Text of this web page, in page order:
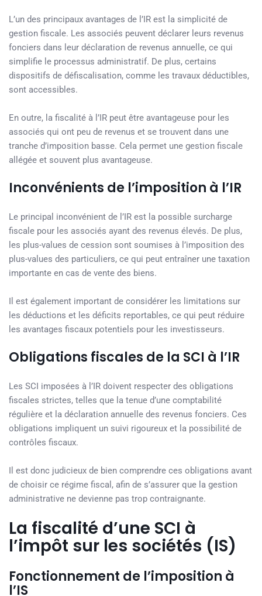
L’un des principaux avantages de l’IR est la simplicité de
gestion fiscale. Les associés peuvent déclarer leurs revenus
fonciers dans leur déclaration de revenus annuelle, ce qui
simplifie le processus administratif. De plus, certains
dispositifs de défiscalisation, comme les travaux déductibles,
sont accessibles.
En outre, la fiscalité à l’IR peut être avantageuse pour les
associés qui ont peu de revenus et se trouvent dans une
tranche d’imposition basse. Cela permet une gestion fiscale
allégée et souvent plus avantageuse.
Inconvénients de l’imposition à l’IR
Le principal inconvénient de l’IR est la possible surcharge
fiscale pour les associés ayant des revenus élevés. De plus,
les plus-values de cession sont soumises à l’imposition des
plus-values des particuliers, ce qui peut entraîner une taxation
importante en cas de vente des biens.
Il est également important de considérer les limitations sur
les déductions et les déficits reportables, ce qui peut réduire
les avantages fiscaux potentiels pour les investisseurs.
Obligations fiscales de la SCI à l’IR
Les SCI imposées à l’IR doivent respecter des obligations
fiscales strictes, telles que la tenue d’une comptabilité
régulière et la déclaration annuelle des revenus fonciers. Ces
obligations impliquent un suivi rigoureux et la possibilité de
contrôles fiscaux.
Il est donc judicieux de bien comprendre ces obligations avant
de choisir ce régime fiscal, afin de s’assurer que la gestion
administrative ne devienne pas trop contraignante.
La fiscalité d’une SCI à
l’impôt sur les sociétés (IS)
Fonctionnement de l’imposition à
l’IS